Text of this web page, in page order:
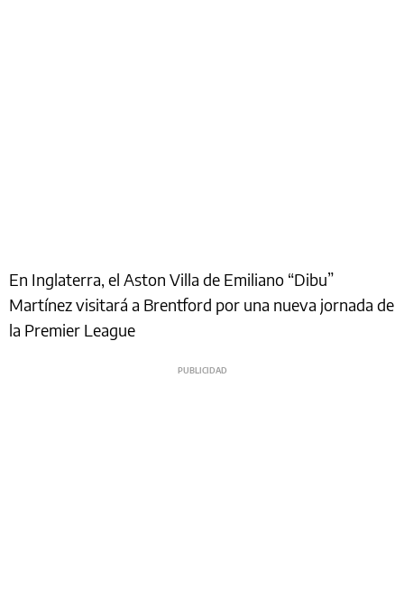
En Inglaterra, el Aston Villa de Emiliano “Dibu”
Martínez visitará a Brentford por una nueva jornada de
la Premier League